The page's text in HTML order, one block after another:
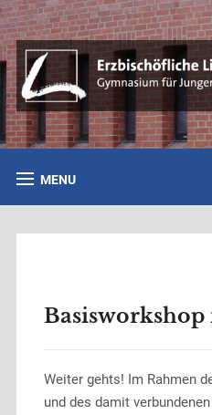
MENU
Basisworkshop
Weiter gehts! Im Rahmen
und des damit